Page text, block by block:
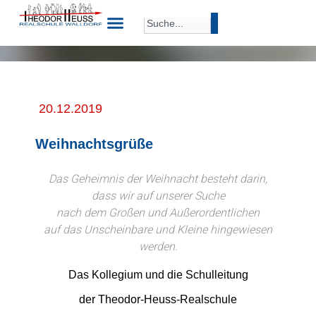
20.12.2019
Weihnachtsgrüße
Das Geheimnis der Weihnacht besteht darin,
dass wir auf unserer Suche
nach dem Großen und Außerordentlichen
auf das Unscheinbare und Kleine hingewiesen
werden.
Das Kollegium und die Schulleitung
der Theodor-Heuss-Realschule